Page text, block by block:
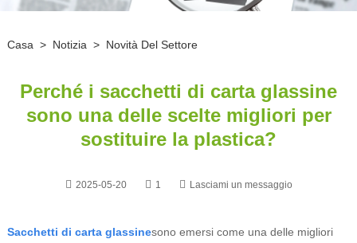
Casa > Notizia > Novità Del Settore
Perché i sacchetti di carta glassine
sono una delle scelte migliori per
sostituire la plastica?
2025-05-20 1 Lasciami un messaggio
Sacchetti di carta glassinesono emersi come una delle migliori